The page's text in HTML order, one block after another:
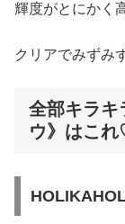
輝度がとにかく
クリアでみずみ
全部キラキ
ウ》はこ